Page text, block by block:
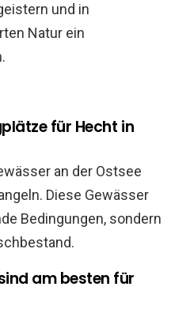
und in
Natur ein
für Hecht in
an der Ostsee
Diese Gewässer
Bedingungen, sondern
am besten für